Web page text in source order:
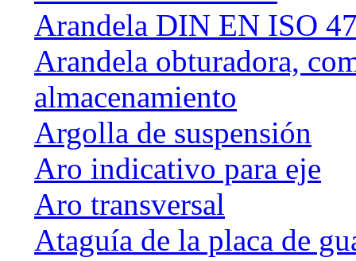
Arandela DIN EN ISO
Arandela obturadora,
almacenamiento
Argolla de suspensión
Aro indicativo para eje
Aro transversal
Ataguía de la placa de